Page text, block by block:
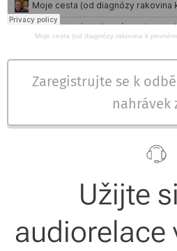
Moje cesta (od diagnózy rakovina k
Zaregistrujte se k
nahrávek
Užijte
audiorelace